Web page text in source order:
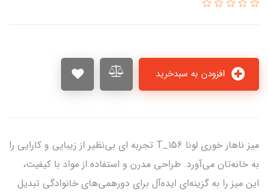
میز ناهار خوری لونا T_156 تجربه ای بی‌نظیر از زیبایی و کارایی را
به خانه‌تان می‌آورد. طراحی مدرن و استفاده از مواد با کیفیت،
این میز را به گزینه‌ای ایده‌آل برای دورهمی‌های خانوادگی تبدیل